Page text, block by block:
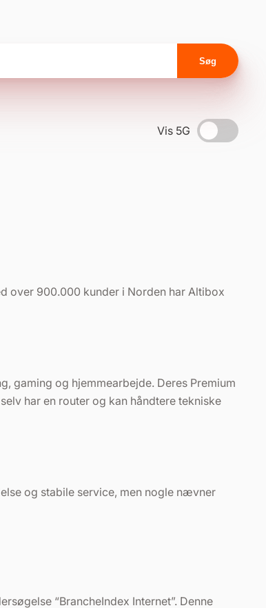
Søg
Vis 5G
over 900.000 kunder i Norden har Altibox
gaming og hjemmearbejde. Deres Premium
har en router og kan håndtere tekniske
og stabile service, men nogle nævner
“BrancheIndex Internet”. Denne